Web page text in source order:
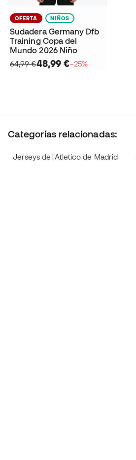
OFERTA NIÑOS
Sudadera Germany Dfb
Training Copa del
Mundo 2026 Niño
64,99 €48,99 €−25%
Categorías relacionadas:
Jerseys del Atletico de Madrid